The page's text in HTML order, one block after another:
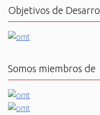
Objetivos de
Somos miembros de